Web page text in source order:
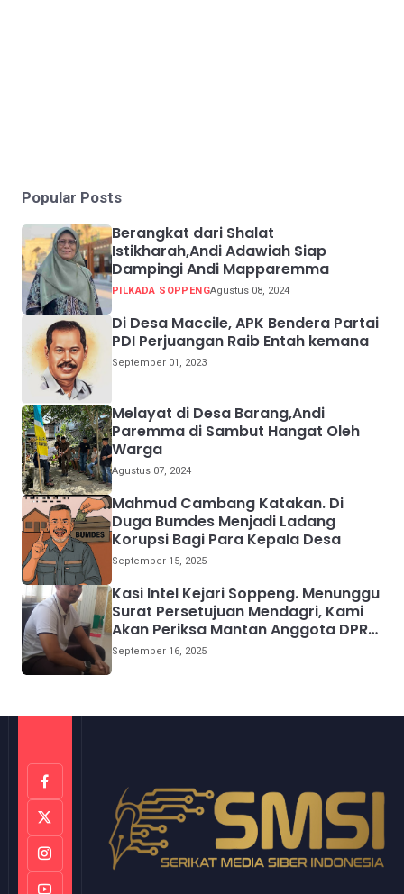
Popular Posts
Berangkat dari Shalat
Istikharah,Andi Adawiah Siap
Dampingi Andi Mapparemma
PILKADA SOPPENGAgustus 08, 2024
Di Desa Maccile, APK Bendera Partai
PDI Perjuangan Raib Entah kemana
September 01, 2023
Melayat di Desa Barang,Andi
Paremma di Sambut Hangat Oleh
Warga
Agustus 07, 2024
Mahmud Cambang Katakan. Di
Duga Bumdes Menjadi Ladang
Korupsi Bagi Para Kepala Desa
September 15, 2025
Kasi Intel Kejari Soppeng. Menunggu
Surat Persetujuan Mendagri, Kami
Akan Periksa Mantan Anggota DPRD
Provinsi Sulsel
September 16, 2025